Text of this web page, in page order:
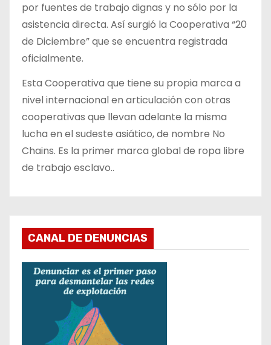
por fuentes de trabajo dignas y no sólo por la
asistencia directa. Así surgió la Cooperativa “20
de Diciembre” que se encuentra registrada
oficialmente.
Esta Cooperativa que tiene su propia marca a
nivel internacional en articulación con otras
cooperativas que llevan adelante la misma
lucha en el sudeste asiático, de nombre No
Chains. Es la primer marca global de ropa libre
de trabajo esclavo..
CANAL DE DENUNCIAS